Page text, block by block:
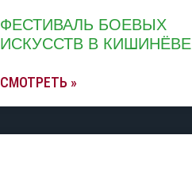
ФЕСТИВАЛЬ БОЕВЫХ
ИСКУССТВ В КИШИНЁВЕ
СМОТРЕТЬ »